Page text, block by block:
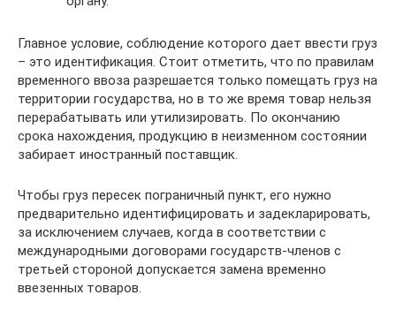
Главное условие, соблюдение которого дает ввести груз
– это идентификация. Стоит отметить, что по правилам
временного ввоза разрешается только помещать груз на
территории государства, но в то же время товар нельзя
перерабатывать или утилизировать. По окончанию
срока нахождения, продукцию в неизменном состоянии
забирает иностранный поставщик.
Чтобы груз пересек пограничный пункт, его нужно
предварительно идентифицировать и задекларировать,
за исключением случаев, когда в соответствии с
международными договорами государств-членов с
третьей стороной допускается замена временно
ввезенных товаров.